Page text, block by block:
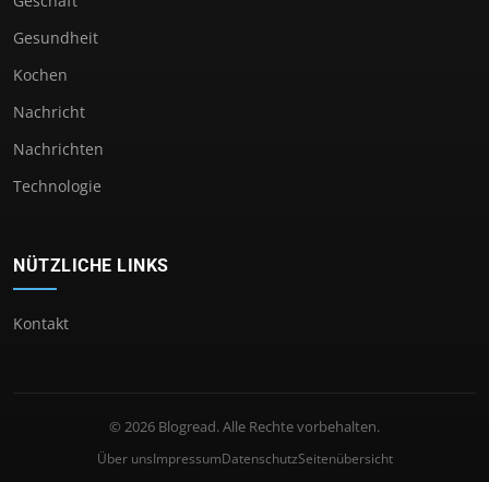
Gesundheit
Kochen
Nachricht
Nachrichten
Technologie
NÜTZLICHE LINKS
Kontakt
© 2026 Blogread. Alle Rechte vorbehalten.
Über unsImpressumDatenschutzSeitenübersicht